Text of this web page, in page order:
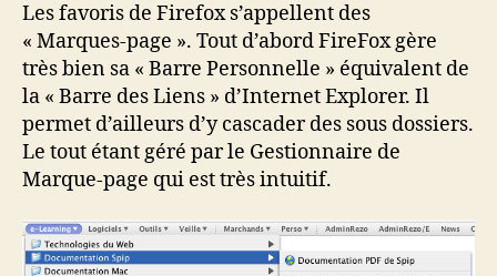
Les favoris de Firefox s’appellent des
« Marques-page ». Tout d’abord FireFox gère
très bien sa « Barre Personnelle » équivalent de
la « Barre des Liens » d’Internet Explorer. Il
permet d’ailleurs d’y cascader des sous dossiers.
Le tout étant géré par le Gestionnaire de
Marque-page qui est très intuitif.